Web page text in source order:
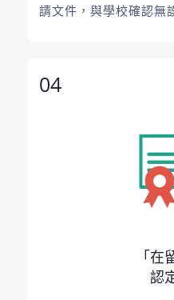
請文件，與學校確認無
04
「在
認